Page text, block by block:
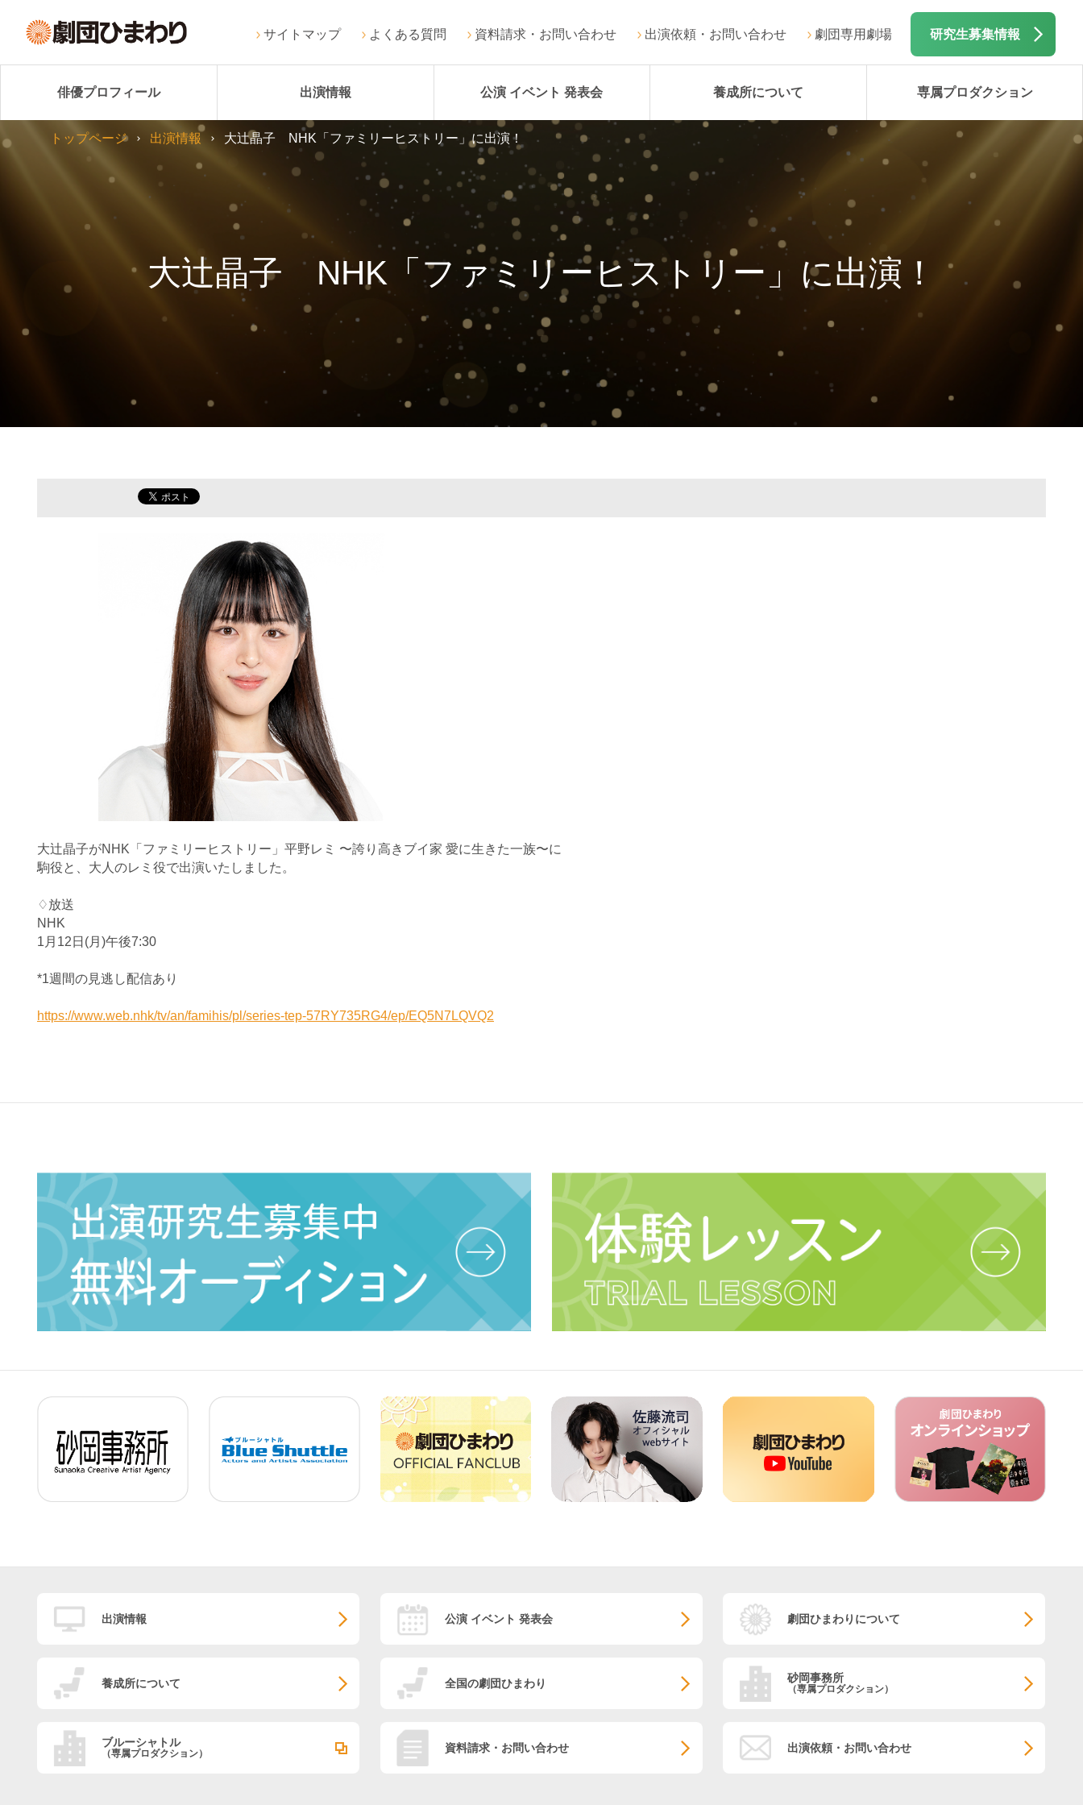
サイトマップ よくある質問 資料請求・お問い合わせ 出演依頼・お問い合わせ 劇団専用劇場 研究生募集情報
俳優プロフィール 出演情報 公演 イベント 発表会 養成所について 専属プロダクション
大辻晶子 NHK「ファミリーヒストリー」に出演！
トップページ 出演情報 大辻晶子 NHK「ファミリーヒストリー」に出演！
大辻晶子がNHK「ファミリーヒストリー」平野レミ 〜誇り高きブイ家 愛に生きた一族〜に
駒役と、大人のレミ役で出演いたしました。
♢放送
NHK
1月12日(月)午後7:30
*1週間の見逃し配信あり
https://www.web.nhk/tv/an/famihis/pl/series-tep-57RY735RG4/ep/EQ5N7LQVQ2
出演情報 公演 イベント 発表会 劇団ひまわりについて
養成所について 全国の劇団ひまわり 砂岡事務所
（専属プロダクション）
ブルーシャトル
（専属プロダクション） 資料請求・お問い合わせ 出演依頼・お問い合わせ